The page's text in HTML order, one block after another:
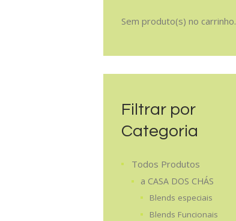
Sem produto(s) no carrinho.
Filtrar por
Categoria
Todos Produtos
a CASA DOS CHÁS
Blends especiais
Blends Funcionais